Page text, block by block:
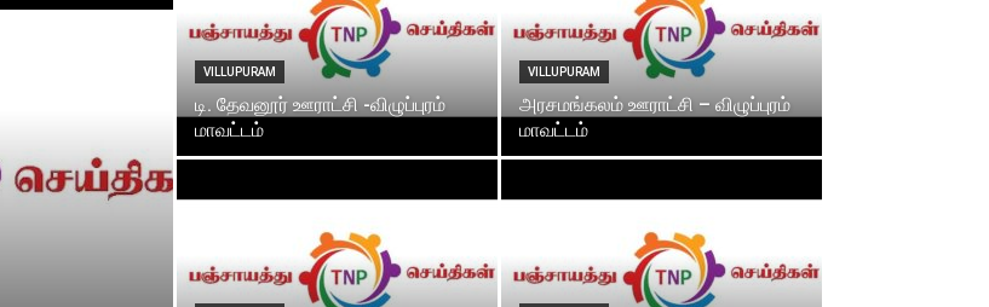
VILLUPURAM
டி. தேவனூர் ஊராட்சி -விழுப்புரம்
மாவட்டம்
VILLUPURAM
அரசமங்கலம் ஊராட்சி – விழுப்புரம்
மாவட்டம்